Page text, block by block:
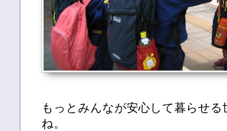
もっとみんなが安心して暮らせ
ね。